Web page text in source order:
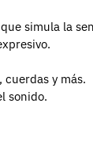
simula la
y más.
sonido.